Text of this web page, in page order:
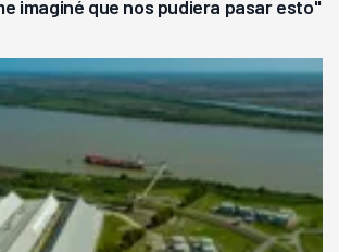
imaginé que nos pudiera pasar esto"